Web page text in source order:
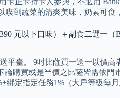
正卡持卡人參與，不適用
到蔬菜的清爽美味，奶素可食
元以下口味）＋副食二選一
平臺。 9吋比薩買一送一以價
購買或是半價之比薩皆需依
定指定任務1%（大戶等級每